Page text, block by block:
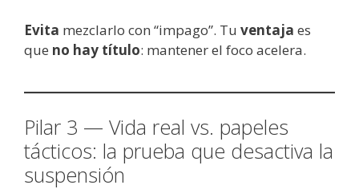
Evita mezclarlo con “impago”. Tu ventaja es
que no hay título: mantener el foco acelera.
Pilar 3 — Vida real vs. papeles
tácticos: la prueba que desactiva la
suspensión